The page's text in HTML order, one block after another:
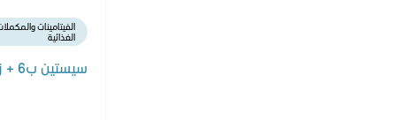
الفيتامينات
الغذائية
سيستين ب6 + زنك 120 قرص